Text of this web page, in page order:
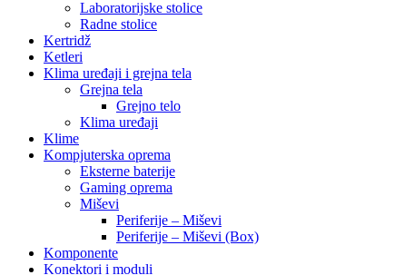
Laboratorijske stolice
Radne stolice
Kertridž
Ketleri
Klima uređaji i grejna tela
Grejna tela
Grejno telo
Klima uređaji
Klime
Kompjuterska oprema
Eksterne baterije
Gaming oprema
Miševi
Periferije – Miševi
Periferije – Miševi (Box)
Komponente
Konektori i moduli